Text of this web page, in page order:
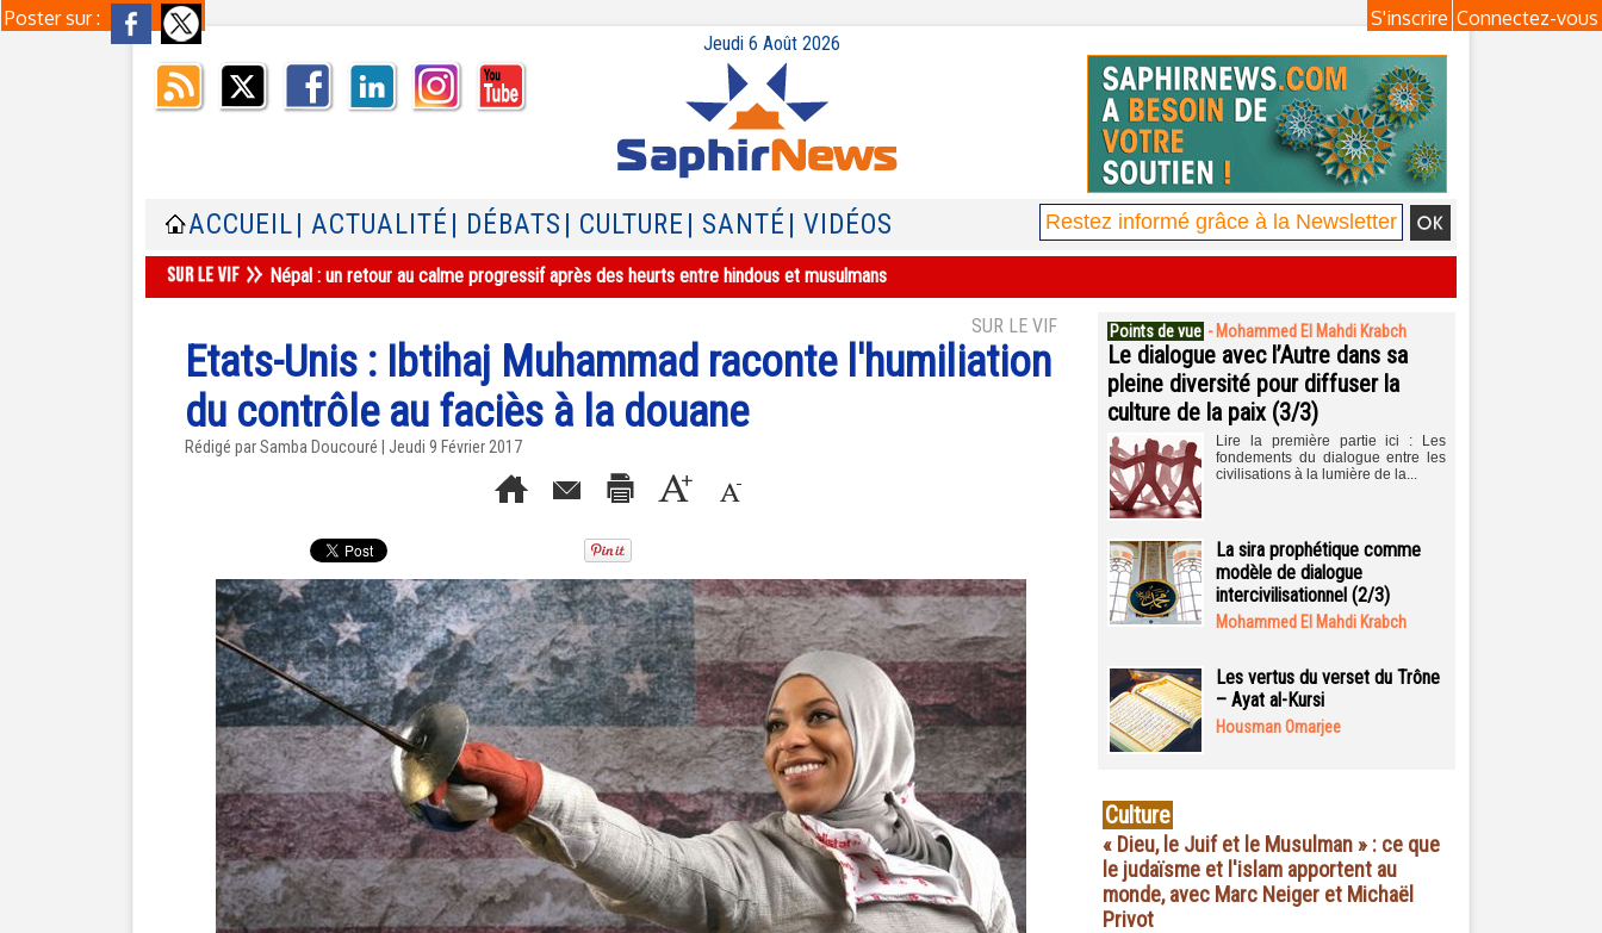
Poster sur : Connectez-vous
S'inscrire
Jeudi 6 Août 2026
ACCUEIL | ACTUALITÉ | DÉBATS | CULTURE | SANTÉ | VIDÉOS
Aulnay-sous-Bois : une mosquée fermée six mois par la préfecture, la justice saisie
SUR LE VIF
Etats-Unis : Ibtihaj Muhammad raconte l'humiliation
du contrôle au faciès à la douane
Rédigé parSamba Doucouré | Jeudi 9 Février 2017
Points de vue - Mohammed El Mahdi Krabch
Le dialogue avec l’Autre dans sa
pleine diversité pour diffuser la
culture de la paix (3/3)
Lire la première partie ici : Les
fondements du dialogue entre les
civilisations à la lumière de la...
La sira prophétique comme
modèle de dialogue
intercivilisationnel (2/3)
Mohammed El Mahdi Krabch
Les vertus du verset du Trône
– Ayat al-Kursi
Housman Omarjee
Culture
« Dieu, le Juif et le Musulman » : ce que
le judaïsme et l'islam apportent au
monde, avec Marc Neiger et Michaël
Privot